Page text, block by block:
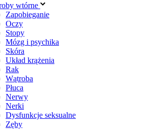
wtórne
Zapobieganie
Oczy
Stopy
Mózg i psychika
Skóra
Układ krążenia
Rak
Wątroba
Płuca
Nerwy
Nerki
Dysfunkcje seksualne
Zęby